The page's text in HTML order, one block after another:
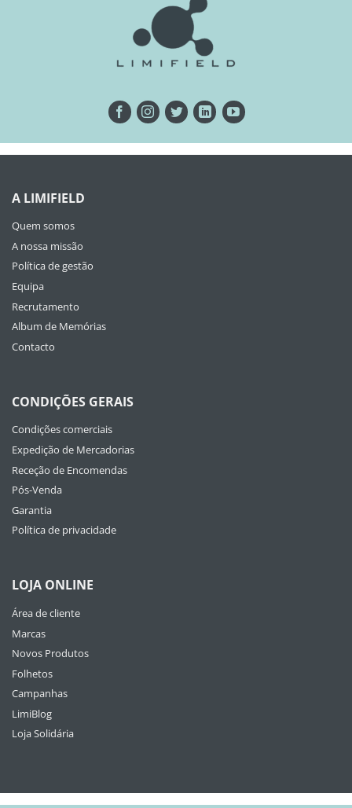
A LIMIFIELD
Quem somos
A nossa missão
Política de gestão
Equipa
Recrutamento
Album de Memórias
Contacto
CONDIÇÕES GERAIS
Condições comerciais
Expedição de Mercadorias
Receção de Encomendas
Pós-Venda
Garantia
Política de privacidade
LOJA ONLINE
Área de cliente
Marcas
Novos Produtos
Folhetos
Campanhas
LimiBlog
Loja Solidária